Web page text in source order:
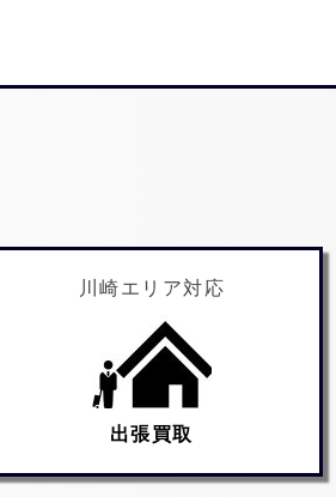
川崎エリア対応
出張買取